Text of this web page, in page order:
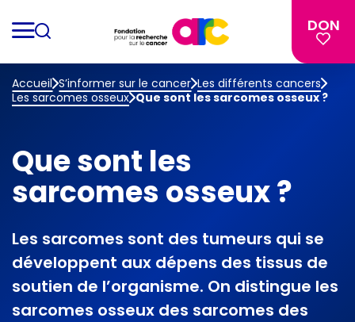
DON
Accueil S’informer sur le cancer Les différents cancers
Les sarcomes osseux Que sont les sarcomes osseux ?
Que sont les
sarcomes osseux ?
Les sarcomes sont des tumeurs qui se
développent aux dépens des tissus de
soutien de l’organisme. On distingue les
sarcomes osseux des sarcomes des